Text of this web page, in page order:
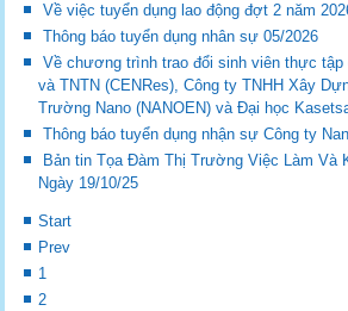
Về việc tuyển dụng lao động đợt 2 năm
Thông báo tuyển dụng nhân sự 05/2026
Về chương trình trao đổi sinh viên thực
và TNTN (CENRes), Công ty TNHH Xây
Trường Nano (NANOEN) và Đại học
Thông báo tuyển dụng nhận sự Công ty
Bản tin Tọa Đàm Thị Trường Việc Làm Và
Ngày 19/10/25
Start
Prev
1
2